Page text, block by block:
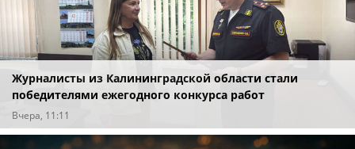
Журналисты из Калининградской области стали
победителями ежегодного конкурса работ
представителей региональных СМИ
Вчера, 11:11